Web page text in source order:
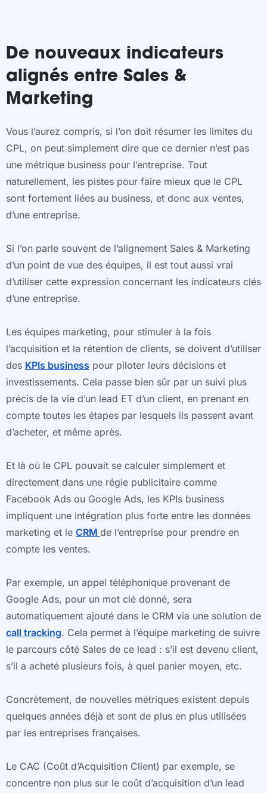
De nouveaux indicateurs
alignés entre Sales &
Marketing
Vous l’aurez compris, si l’on doit résumer les limites du
CPL, on peut simplement dire que ce dernier n’est pas
une métrique business pour l’entreprise. Tout
naturellement, les pistes pour faire mieux que le CPL
sont fortement liées au business, et donc aux ventes,
d’une entreprise.
Si l’on parle souvent de l’alignement Sales & Marketing
d’un point de vue des équipes, il est tout aussi vrai
d’utiliser cette expression concernant les indicateurs clés
d’une entreprise.
Les équipes marketing, pour stimuler à la fois
l’acquisition et la rétention de clients, se doivent d’utiliser
des KPIs business pour piloter leurs décisions et
investissements. Cela passe bien sûr par un suivi plus
précis de la vie d’un lead ET d’un client, en prenant en
compte toutes les étapes par lesquels ils passent avant
d’acheter, et même après.
Et là où le CPL pouvait se calculer simplement et
directement dans une régie publicitaire comme
Facebook Ads ou Google Ads, les KPIs business
impliquent une intégration plus forte entre les données
marketing et le CRM de l’entreprise pour prendre en
compte les ventes.
Par exemple, un appel téléphonique provenant de
Google Ads, pour un mot clé donné, sera
automatiquement ajouté dans le CRM via une solution de
call tracking. Cela permet à l’équipe marketing de suivre
le parcours côté Sales de ce lead : s’il est devenu client,
s’il a acheté plusieurs fois, à quel panier moyen, etc.
Concrètement, de nouvelles métriques existent depuis
quelques années déjà et sont de plus en plus utilisées
par les entreprises françaises.
Le CAC (Coût d’Acquisition Client) par exemple, se
concentre non plus sur le coût d’acquisition d’un lead